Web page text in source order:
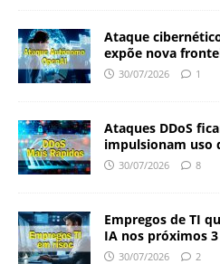
Ataque
expõe nova
30/07/2026 1
Ataques DDoS
impulsionam uso
30/07/2026 8
Empregos de TI
IA nos próximos
30/07/2026 2